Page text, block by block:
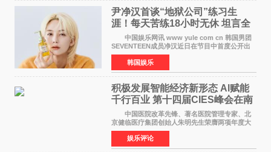
尹净汉首谈“地狱公司”练习生
涯！每天苦练18小时无休 坦言全
靠成员撑过来
中国娱乐网讯 www yule com cn 韩国男团
SEVENTEEN成员净汉近日在节目中首度公开出
道前的残酷练习生经历，并提及经纪公司Pledis
娱乐，引发广泛关注。 在8月2日播出的日本
TBS综艺节目《周
韩国娱乐
积极发展智能经济新形态 Al赋能
千行百业 第十四届CIES峰会在南
京盛大召开
中国医院改革先锋、著名医院管理专家、北
京健临医疗集团创始人朱明先生荣膺两项年度大
奖 2026年7月31日，盛夏金陵，长江之畔，
以重落地·真务实·强链接为主题的2026&lsquo;人
工智能+&rsquo
娱乐评论